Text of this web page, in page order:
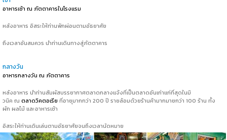
อาหารเช้า ณ ภัตตาคารในโรงแรม
หลังอาหาร อิสระให้ท่านพักผ่อนตามอัธยาศัย
ถึงเวลาอันสมควร นำท่านเดินทางสู่ภัตตาคาร
กลางวัน
อาหารกลางวัน ณ ภัตตาคาร
หลังอาหาร นำท่านสัมผัสบรรยากาศตลาดกลางแจ้งที่เป็นตลาดอันเก่าแก่ที่สุดในมิ
วนิค ณ ตลาดวิคตอเรีย ที่อายุมากกว่า 200 ปี รายล้อมด้วยร้านค้ามากมายกว่า 100 ร้าน ทั้ง
ผัก ผลไม้ และอาหารเช้า
อิสระให้ท่านเดินเล่นตามอัธยาศัยจนถึงเวลานัดหมาย